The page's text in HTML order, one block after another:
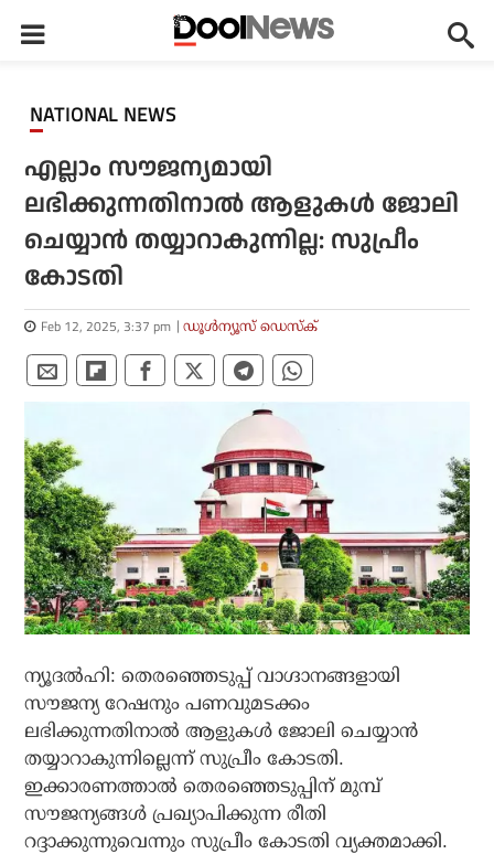
NATIONAL NEWS
എല്ലാം സൗജന്യമായി
ലഭിക്കുന്നതിനാല്‍ ആളുകള്‍ ജോലി
ചെയ്യാന്‍ തയ്യാറാകുന്നില്ല: സുപ്രീം
കോടതി
Feb 12, 2025, 3:37 pm ഡൂള്‍ന്യൂസ് ഡെസ്‌ക്
ന്യൂദല്‍ഹി: തെരഞ്ഞെടുപ്പ് വാഗ്ദാനങ്ങളായി
സൗജന്യ റേഷനും പണവുമടക്കം
ലഭിക്കുന്നതിനാല്‍ ആളുകള്‍ ജോലി ചെയ്യാന്‍
തയ്യാറാകുന്നില്ലെന്ന് സുപ്രീം കോടതി.
ഇക്കാരണത്താല്‍ തെരഞ്ഞെടുപ്പിന് മുമ്പ്
സൗജന്യങ്ങള്‍ പ്രഖ്യാപിക്കുന്ന രീതി
റദ്ദാക്കുന്നുവെന്നും സുപ്രീം കോടതി വ്യക്തമാക്കി.